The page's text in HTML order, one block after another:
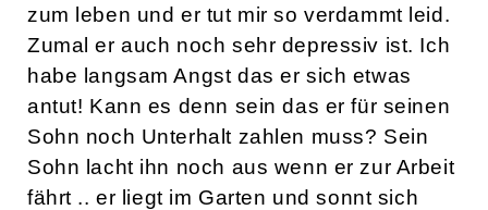
zum leben und er tut mir so verdammt leid.
Zumal er auch noch sehr depressiv ist. Ich
habe langsam Angst das er sich etwas
antut! Kann es denn sein das er für seinen
Sohn noch Unterhalt zahlen muss? Sein
Sohn lacht ihn noch aus wenn er zur Arbeit
fährt .. er liegt im Garten und sonnt sich